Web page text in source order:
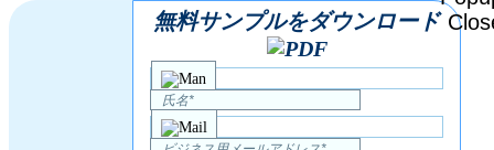
無料サンプルをダウンロード